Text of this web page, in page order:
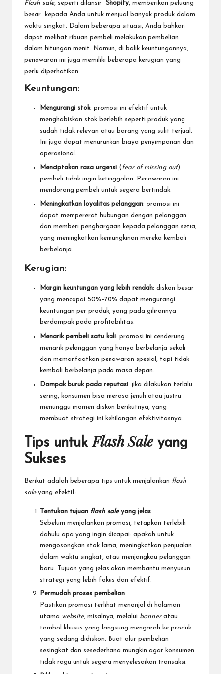
Flash sale, seperti dilansir Shopify, memberikan peluang
besar kepada Anda untuk menjual banyak produk dalam
waktu singkat. Dalam beberapa situasi, Anda bahkan
dapat melihat ribuan pembeli melakukan pembelian
dalam hitungan menit. Namun, di balik keuntungannya,
penawaran ini juga memiliki beberapa kerugian yang
perlu diperhatikan:
Keuntungan:
Mengurangi stok: promosi ini efektif untuk
menghabiskan stok berlebih seperti produk yang
sudah tidak relevan atau barang yang sulit terjual.
Ini juga dapat menurunkan biaya penyimpanan dan
operasional.
Menciptakan rasa urgensi ( fear of missing out):
pembeli tidak ingin ketinggalan. Penawaran ini
mendorong pembeli untuk segera bertindak.
Meningkatkan loyalitas pelanggan: promosi ini
dapat mempererat hubungan dengan pelanggan
dan memberi penghargaan kepada pelanggan setia,
yang meningkatkan kemungkinan mereka kembali
berbelanja.
Kerugian:
Margin keuntungan yang lebih rendah: diskon besar
yang mencapai 50%–70% dapat mengurangi
keuntungan per produk, yang pada gilirannya
berdampak pada profitabilitas.
Menarik pembeli satu kali: promosi ini cenderung
menarik pelanggan yang hanya berbelanja sekali
dan memanfaatkan penawaran spesial, tapi tidak
kembali berbelanja pada masa depan.
Dampak buruk pada reputasi: jika dilakukan terlalu
sering, konsumen bisa merasa jenuh atau justru
menunggu momen diskon berikutnya, yang
membuat strategi ini kehilangan efektivitasnya.
Tips untukFlash Saleyang
Sukses
Berikut adalah beberapa tips untuk menjalankan flash
saleyang efektif:
Tentukan tujuan flash saleyang jelas
Sebelum menjalankan promosi, tetapkan terlebih
dahulu apa yang ingin dicapai: apakah untuk
mengosongkan stok lama, meningkatkan penjualan
dalam waktu singkat, atau menjangkau pelanggan
baru. Tujuan yang jelas akan membantu menyusun
strategi yang lebih fokus dan efektif.
Permudah proses pembelian
Pastikan promosi terlihat menonjol di halaman
utama website, misalnya, melalui banner atau
tombol khusus yang langsung mengarah ke produk
yang sedang didiskon. Buat alur pembelian
sesingkat dan sesederhana mungkin agar konsumen
tidak ragu untuk segera menyelesaikan transaksi.